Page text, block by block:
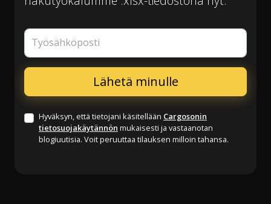
Työsähköposti
Hyväksyn, että tietojani käsitellään Cargosonin
tietosuojakäytännön mukaisesti ja vastaanotan
blogiuutisia. Voit peruuttaa tilauksen milloin tahansa.